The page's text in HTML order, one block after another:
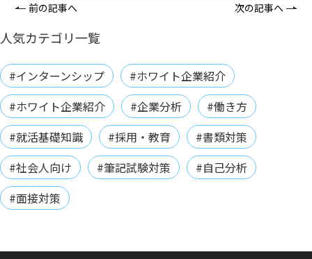
前の記事へ 次の記事へ
人気カテゴリ一覧
#インターンシップ
#ホワイト企業紹介
#ホワイト企業紹介
#企業分析
#働き方
#就活基礎知識
#採用・教育
#書類対策
#社会人向け
#筆記試験対策
#自己分析
#面接対策